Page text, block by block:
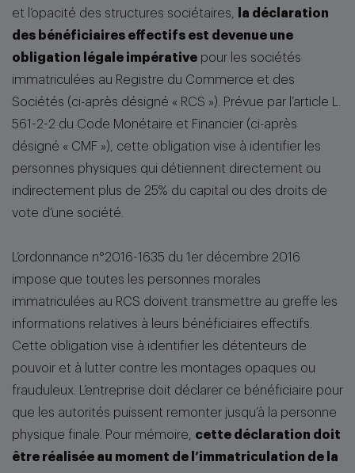
et l’opacité des structures sociétaires,
la déclaration
des bénéficiaires effectifs est devenue une
obligation légale impérative pour les sociétés
immatriculées au Registre du Commerce et des
Sociétés (ci-après désigné « RCS »). Prévue par l’article L.
561-2-2 du Code Monétaire et Financier (ci-après
désigné « CMF »), cette obligation vise à identifier les
personnes physiques qui détiennent directement ou
indirectement plus de 25% du capital ou des droits de
vote d’une société.
L’ordonnance n°2016-1635 du 1er décembre 2016
impose que toutes les personnes morales
immatriculées au RCS doivent transmettre au greffe les
informations relatives à leurs bénéficiaires effectifs.
Cette obligation vise à identifier les détenteurs de
pouvoir et à lutter contre les montages opaques ou
frauduleux. L’entreprise doit déclarer ce bénéficiaire pour
que les autorités puissent remonter jusqu’à la personne
physique finale. Pour mémoire, cette déclaration doit
être réalisée au moment de l’immatriculation de la